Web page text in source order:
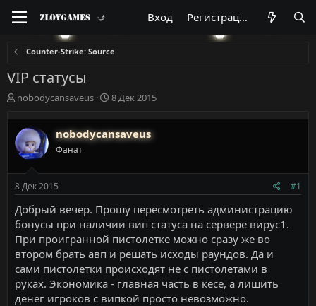
Вход Регистрация
Counter-Strike: Source
VIP статусы
А
т
о
р
т
е
м
ы
nobodycansaveus
Д
т
а
ч
л
а
8 Дек 2015
nobodycansaveus
Фанат
8 Дек 2015 #1
Добрый вечер. Прошу пересмотреть администрацию
бонусы при наличии вип статуса на сервере вирус1.
При проигранной пистолетке можно сразу же во
втором брать авп и решать исходы раундов. Да и
сами пистолетки происходят не с пистолетами в
руках. Экономика - главная часть в кесе, а лишить
денег игроков с випкой просто невозможно.